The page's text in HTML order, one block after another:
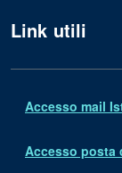
Link utili
Accesso mail
Accesso posta